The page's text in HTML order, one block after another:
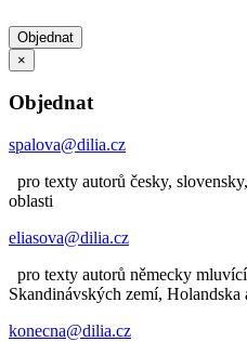
Objednat
×
Objednat
spalova@dilia.cz
pro texty autorů česky,
oblasti
eliasova@dilia.cz
pro texty autorů německy
Skandinávských zemí, Holandska
konecna@dilia.cz